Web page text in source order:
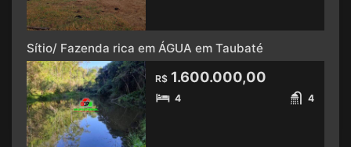
Sítio/ Fazenda rica em ÁGUA em Taubaté
R$ 1.600.000,00
4 4